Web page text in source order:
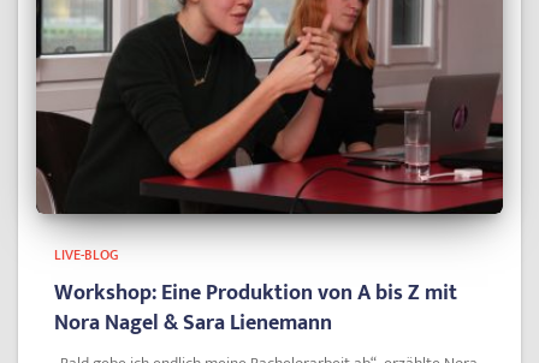
LIVE-BLOG
Workshop: Eine Produktion von A bis Z mit
Nora Nagel & Sara Lienemann